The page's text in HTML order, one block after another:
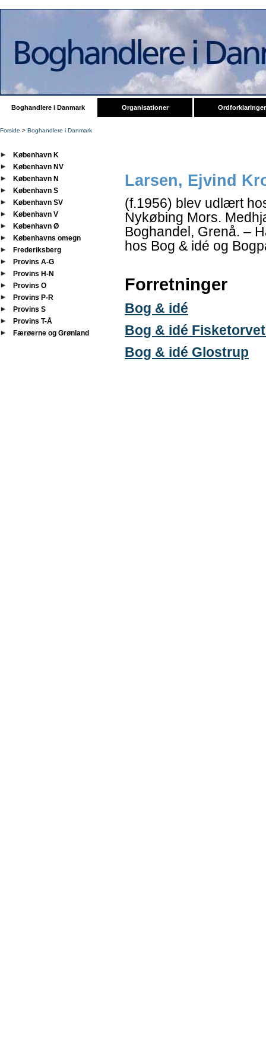
Boghandlere i Danmark Organisationer Ordforklaringer
Forside > Boghandlere i Danmark
København K
København NV
København N
København S
København SV
København V
København Ø
Københavns omegn
Frederiksberg
Provins A-G
Provins H-N
Provins O
Provins P-R
Provins S
Provins T-Å
Færøerne og Grønland
Larsen, Ejvind
(f.1956) blev udlært
Nykøbing Mors.
Boghandel, Grenå. –
hos Bog & idé og
Forretninger
Bog & idé
Bog & idé
Bog & idé Glostrup